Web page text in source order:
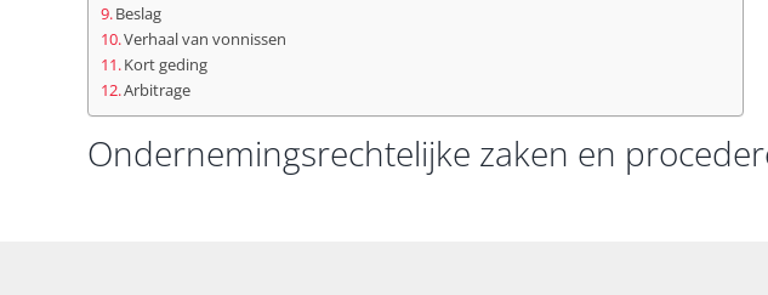
Beslag
Verhaal van vonnissen
Kort geding
Arbitrage
Ondernemingsrechtelijke zaken en